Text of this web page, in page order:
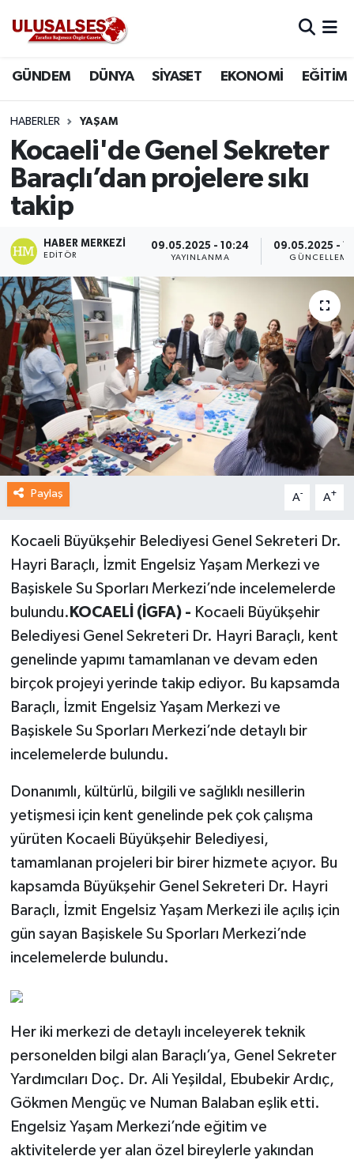
GÜNDEM DÜNYA SİYASET EKONOMİ EĞİTİM
HABERLER YAŞAM
Kocaeli'de Genel Sekreter
Baraçlı’dan projelere sıkı
takip
HABER MERKEZI
EDITÖR
09.05.2025 - 10:24
YAYINLANMA
09.05.2025 -
GÜNCELLEME
Paylaş A- A+
Kocaeli Büyükşehir Belediyesi Genel Sekreteri Dr.
Hayri Baraçlı, İzmit Engelsiz Yaşam Merkezi ve
Başiskele Su Sporları Merkezi’nde incelemelerde
bulundu. KOCAELİ (İGFA) - Kocaeli Büyükşehir
Belediyesi Genel Sekreteri Dr. Hayri Baraçlı, kent
genelinde yapımı tamamlanan ve devam eden
birçok projeyi yerinde takip ediyor. Bu kapsamda
Baraçlı, İzmit Engelsiz Yaşam Merkezi ve
Başiskele Su Sporları Merkezi’nde detaylı bir
incelemelerde bulundu.
Donanımlı, kültürlü, bilgili ve sağlıklı nesillerin
yetişmesi için kent genelinde pek çok çalışma
yürüten Kocaeli Büyükşehir Belediyesi,
tamamlanan projeleri bir birer hizmete açıyor. Bu
kapsamda Büyükşehir Genel Sekreteri Dr. Hayri
Baraçlı, İzmit Engelsiz Yaşam Merkezi ile açılış için
gün sayan Başiskele Su Sporları Merkezi’nde
incelemelerde bulundu.
Her iki merkezi de detaylı inceleyerek teknik
personelden bilgi alan Baraçlı’ya, Genel Sekreter
Yardımcıları Doç. Dr. Ali Yeşildal, Ebubekir Ardıç,
Gökmen Mengüç ve Numan Balaban eşlik etti.
Engelsiz Yaşam Merkezi’nde eğitim ve
aktivitelerde yer alan özel bireylerle yakından
DÜNYA
SİYASET
EKONOMİ
EĞİTİM
SAĞLIK
MAGAZİN
SPOR
Trafik Durumu
Süper Lig Puan Durumu ve Fikstür
Tüm Manşetler
Son Dakika Haberleri
Haber Arşivi